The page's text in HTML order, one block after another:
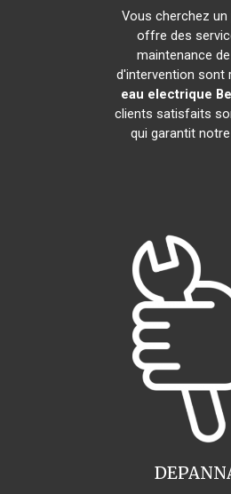
Vous cherchez
offre des
maintenance
d'intervention sont
eau electrique
clients satisfaits
qui garantit